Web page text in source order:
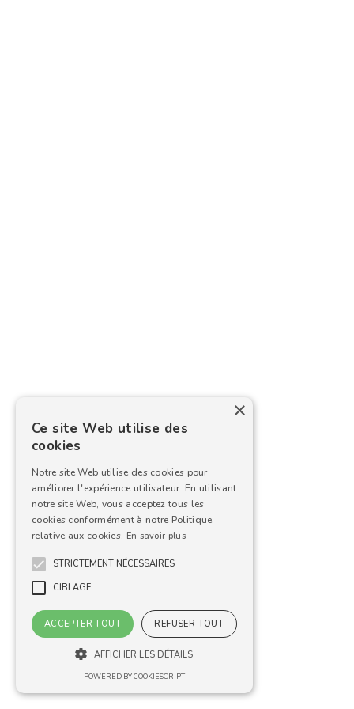
×
Ce site Web utilise des
cookies
Notre site Web utilise des cookies pour
améliorer l'expérience utilisateur. En utilisant
notre site Web, vous acceptez tous les
cookies conformément à notre Politique
relative aux cookies. En savoir plus
STRICTEMENT NÉCESSAIRES
CIBLAGE
ACCEPTER TOUT REFUSER TOUT
AFFICHER LES DÉTAILS
POWERED BY COOKIESCRIPT